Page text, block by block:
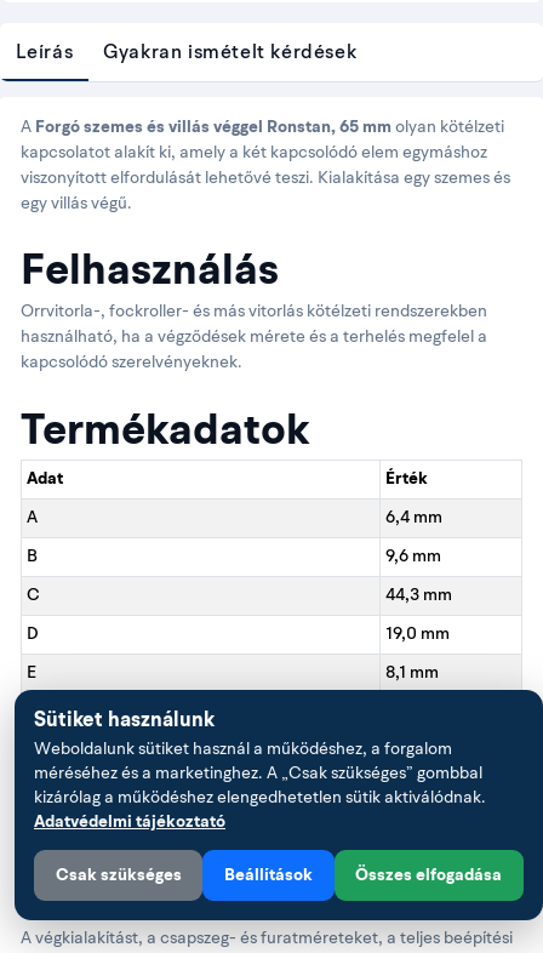
Leírás Gyakran ismételt kérdések
A Forgó szemes és villás véggel Ronstan, 65 mmolyan kötélzeti
kapcsolatot alakít ki, amely a két kapcsolódó elem egymáshoz
viszonyított elfordulását lehetővé teszi. Kialakítása egy szemes és
egy villás végű.
Felhasználás
Orrvitorla-, fockroller- és más vitorlás kötélzeti rendszerekben
használható, ha a végződések mérete és a terhelés megfelel a
kapcsolódó szerelvényeknek.
Termékadatok
Adat Érték
A 6,4 mm
B 9,6 mm
C 44,3 mm
D 19,0 mm
E 8,1 mm
Megadott szakítóterhelés
Cikkszám 480078B
Mire figyelj
választáskor?
A végkialakítást, a csapszeg- és furatméreteket, a teljes beépítési
Sütiket használunk
Weboldalunk sütiket használ a működéshez, a forgalom
méréséhez és a marketinghez. A „Csak szükséges” gombbal
kizárólag a működéshez elengedhetetlen sütik aktiválódnak.
Adatvédelmi tájékoztató
Csak szükséges Beállítások Összes elfogadása